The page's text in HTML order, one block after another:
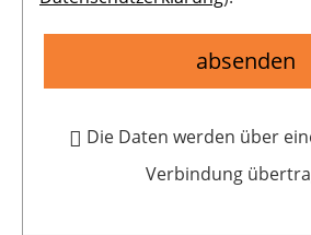
absenden
Die Daten werden über
Verbindung